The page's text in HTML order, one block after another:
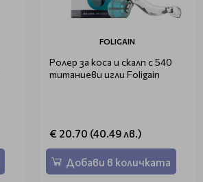
FOLIGAIN
Ролер за коса и скалп с 540
титаниеви игли Foligain
€ 20.70 (40.49 лв.)
Добави в количката